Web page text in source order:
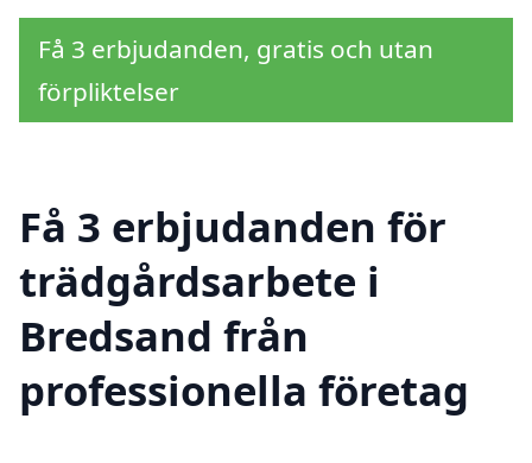
Få 3 erbjudanden, gratis och utan
förpliktelser
Få 3 erbjudanden för
trädgårdsarbete i
Bredsand från
professionella företag